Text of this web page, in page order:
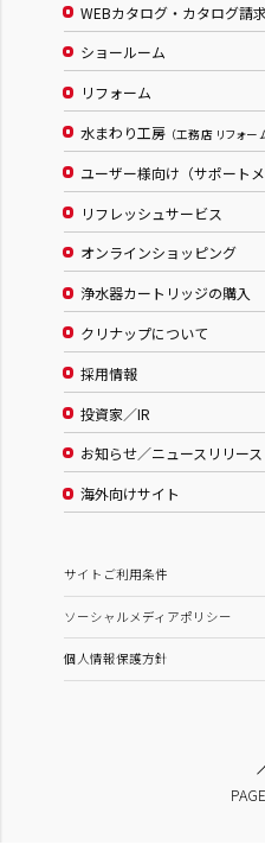
WEBカタログ・カタログ請求
ショールーム
リフォーム
水まわり工房 （工務店 リフォー
ユーザー様向け（サポートメ
リフレッシュサービス
オンラインショッピング
浄水器カートリッジの購入
クリナップについて
採用情報
投資家／IR
お知らせ／ニュースリリース
海外向けサイト
サイトご利用条件
ソーシャルメディアポリシー
個人情報保護方針